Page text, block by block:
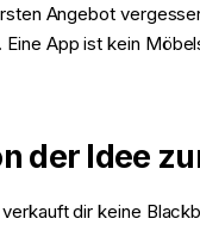
Angebot
App ist kein
der Idee
dir keine